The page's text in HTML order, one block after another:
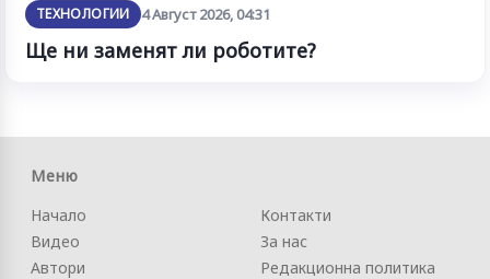
ТЕХНОЛОГИИ 4 Август 2026, 04:31
Ще ни заменят ли роботите?
Меню
Начало
Видео
Автори
Контакти
За нас
Редакционна политика